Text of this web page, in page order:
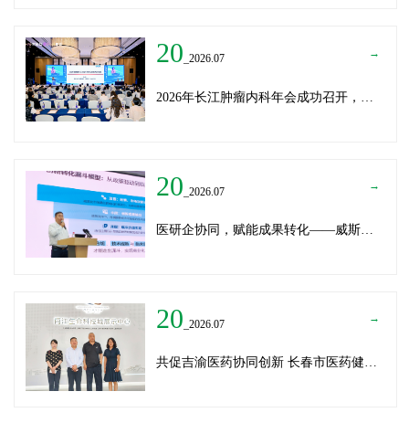
20 _2026.07 →
20 _2026.07 →
20 _2026.07 →
共促吉渝医药协同创新 长春市医药健康局与威斯腾生物走访重庆两江生命科技城